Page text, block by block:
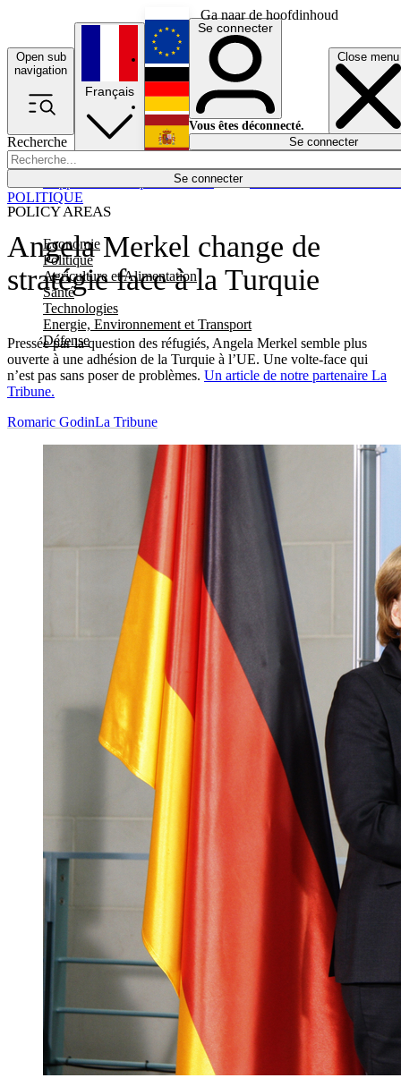
Ga naar de hoofdinhoud
Open sub
navigation
Close menu
Recherche
Se connecter
POLICY AREAS
Economie
Politique
Agriculture et Alimentation
Santé
Technologies
Energie, Environnement et Transport
Défense
Économie
Français
English
Deutsch
Español
Se connecter
Vous êtes déconnecté.
Se connecter
Angela Merkel change de
stratégie face à la Turquie
Pressée par la question des réfugiés, Angela Merkel semble plus
ouverte à une adhésion de la Turquie à l’UE. Une volte-face qui
n’est pas sans poser de problèmes. Un article de notre partenaire La
Tribune.
POLITIQUE
Romaric GodinLa Tribune